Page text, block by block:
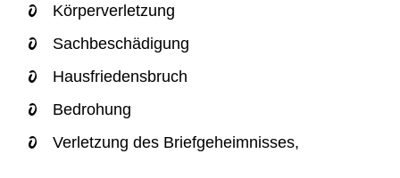
Körperverletzung
Sachbeschädigung
Hausfriedensbruch
Bedrohung
Verletzung des Briefgeheimnisses,